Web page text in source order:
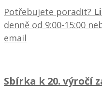
Potřebujete poradit?
denně od 9:00-15:00
email
Sbírka k 20. výročí